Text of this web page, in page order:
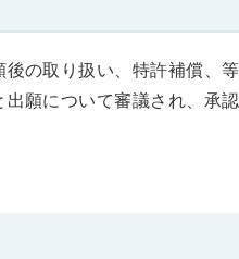
の取り扱い、特許補償、
願について審議され、承認